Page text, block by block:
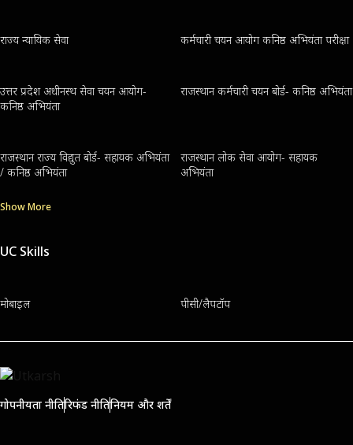
राज्य न्यायिक सेवा कर्मचारी चयन आयोग कनिष्ठ अभियंता परीक्षा
उत्तर प्रदेश अधीनस्थ सेवा चयन आयोग-
कनिष्ठ अभियंता
राजस्थान कर्मचारी चयन बोर्ड- कनिष्ठ अभियंता
राजस्थान राज्य विद्युत बोर्ड- सहायक अभियंता
/ कनिष्ठ अभियंता
राजस्थान लोक सेवा आयोग- सहायक
अभियंता
Show More
UC Skills
मोबाइल पीसी/लैपटॉप
गोपनीयता नीतिरिफंड नीतिनियम और शर्तें